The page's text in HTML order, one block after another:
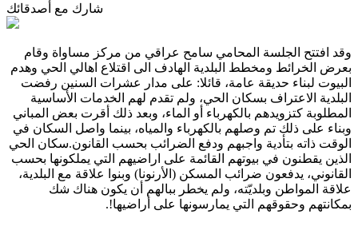
شارك مع أصدقائك
وقد افتتح الجلسة المحامي سامح عراقي من مركز مساواة وقام
بعرض الخرائط ومخطط البلدية الهادف الى اقتلاع اهالي الحي وهدم
البيوت لبناء حديقة عامة، قائلا: على مدار عشرات السنين رفضت
البلدية الاعتراف بسكان الحي، ولم تقدم لهم الخدمات الأساسية
المطلوبة كتزويدهم بالكهرباء أو الماء، وبعد ذلك أقرت بعض المباني
وبناء على ذلك تم وصلهم بالكهرباء والمياه، بينما واصل السكان في
الوقت ذاته بتأدية واجبهم ودفع الضرائب بحسب القانون.سكان الحي
الذين يقطنون في بيوتهم القائمة على اراضيهم التي يملكونها بحسب
القانوني، يدفعون ضرائب المسكن (الأرنونا) وبنوا علاقة مع البلدية،
علاقة المواطن وبلديّته، ولم يخطر ببالهم أن يكون هناك شك
بمكانتهم وحقوقهم التي يمارسونها على أراضيها!
.